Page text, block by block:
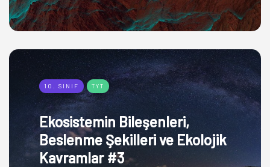
10. SINIF TYT
Ekosistemin Bileşenleri,
Beslenme Şekilleri ve Ekolojik
Kavramlar #3